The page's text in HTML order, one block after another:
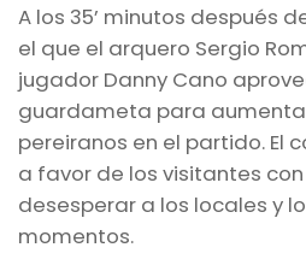
A los 35’ minutos después
el que el arquero Sergio
jugador Danny Cano
guardameta para
pereiranos en el partido. El
a favor de los visitantes
desesperar a los locales y
momentos.